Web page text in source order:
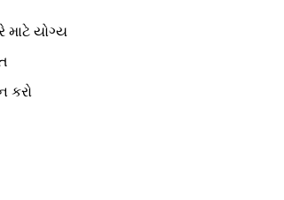
માટે યોગ્ય
કરો